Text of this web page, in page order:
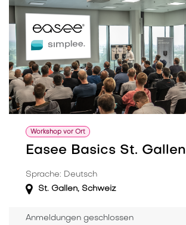
Workshop vor Ort
Easee Basics St. Gallen
Sprache: Deutsch
St. Gallen, Schweiz
Anmeldungen geschlossen